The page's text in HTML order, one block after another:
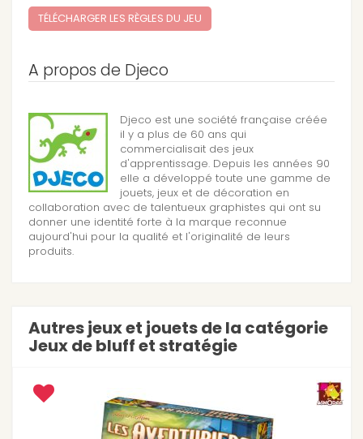
TÉLÉCHARGER LES RÈGLES DU JEU
A propos de Djeco
Djeco est une société française créée
il y a plus de 60 ans qui
commercialisait des jeux
d'apprentissage. Depuis les années 90
elle a développé toute une gamme de
jouets, jeux et de décoration en
collaboration avec de talentueux graphistes qui ont su
donner une identité forte à la marque reconnue
aujourd'hui pour la qualité et l'originalité de leurs
produits.
Autres jeux et jouets de la catégorie
Jeux de bluff et stratégie